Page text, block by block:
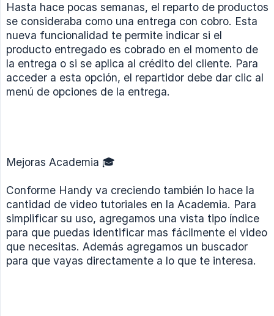
Hasta hace pocas semanas, el reparto de productos
se consideraba como una entrega con cobro. Esta
nueva funcionalidad te permite indicar si el
producto entregado es cobrado en el momento de
la entrega o si se aplica al crédito del cliente. Para
acceder a esta opción, el repartidor debe dar clic al
menú de opciones de la entrega.
Mejoras Academia 🎓
Conforme Handy va creciendo también lo hace la
cantidad de video tutoriales en la Academia. Para
simplificar su uso, agregamos una vista tipo índice
para que puedas identificar mas fácilmente el video
que necesitas. Además agregamos un buscador
para que vayas directamente a lo que te interesa.